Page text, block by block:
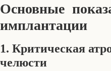
Основные
имплантации
1. Критическая
челюсти